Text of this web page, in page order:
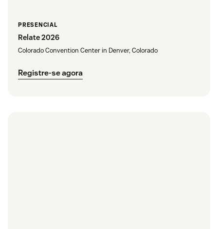
PRESENCIAL
Relate 2026
Colorado Convention Center in Denver, Colorado
Registre-se agora